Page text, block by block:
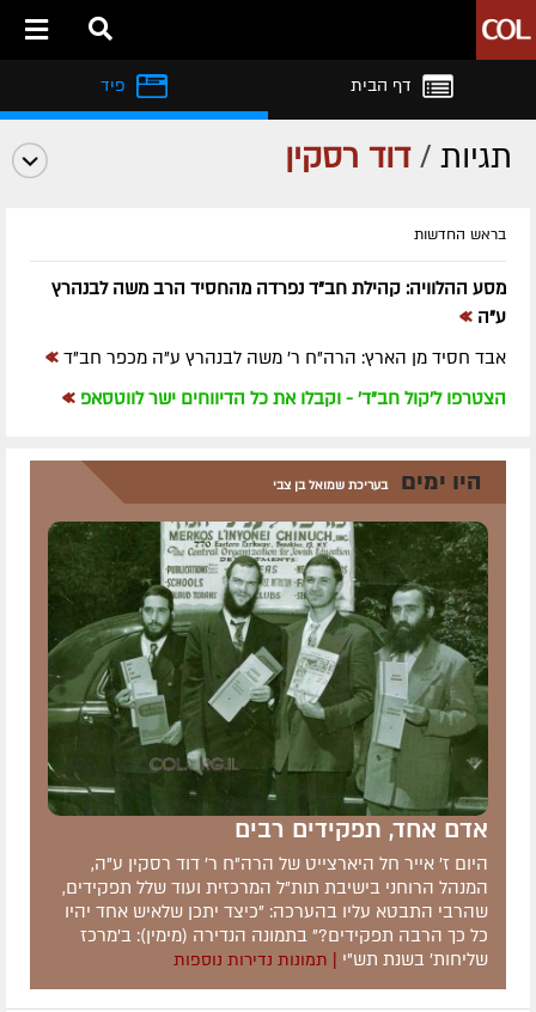
דף הבית
תגיות /דוד רסקין
בראש החדשות
מסע ההלוויה: קהילת חב"ד נפרדה מהחסיד הרב משה לבנהרץ
ע"ה »
אבד חסיד מן הארץ: הרה"ח ר' משה לבנהרץ ע"ה מכפר חב"ד »
הצטרפו ל'קול חב"ד' - וקבלו את כל הדיווחים ישר לווטסאפ »
היו ימים בעריכת שמואל בן צבי
אדם אחד, תפקידים רבים
היום ז' אייר חל היארצייט של הרה"ח ר' דוד רסקין ע"ה,
המנהל הרוחני בישיבת תות"ל המרכזית ועוד שלל תפקידים,
שהרבי התבטא עליו בהערכה: "כיצד יתכן שלאיש אחד יהיו
כל כך הרבה תפקידים?" בתמונה הנדירה (מימין): ב'מרכז
שליחות' בשנת תש"י
| תמונות נדירות נוספות